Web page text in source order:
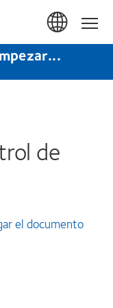
de
el documento